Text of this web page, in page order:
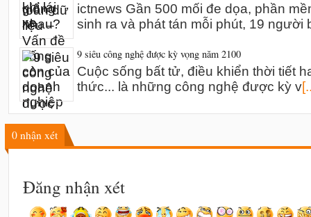
ictnews Gần 500 mối đe dọa, phần
sinh ra và phát tán mỗi phút, 19 người
9 siêu công nghệ được kỳ vọng năm 2100
Cuộc sống bất tử, điều khiển thời tiết
thức... là những công nghệ được kỳ v
0 nhận xét
Đăng nhận xét